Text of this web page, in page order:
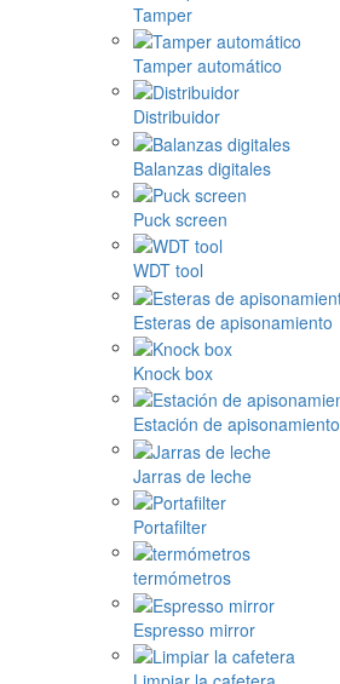
Tamper
Tamper automático
Distribuidor
Balanzas digitales
Puck screen
WDT tool
Esteras de apisonamiento
Knock box
Estación de apisonamiento
Jarras de leche
Portafilter
termómetros
Espresso mirror